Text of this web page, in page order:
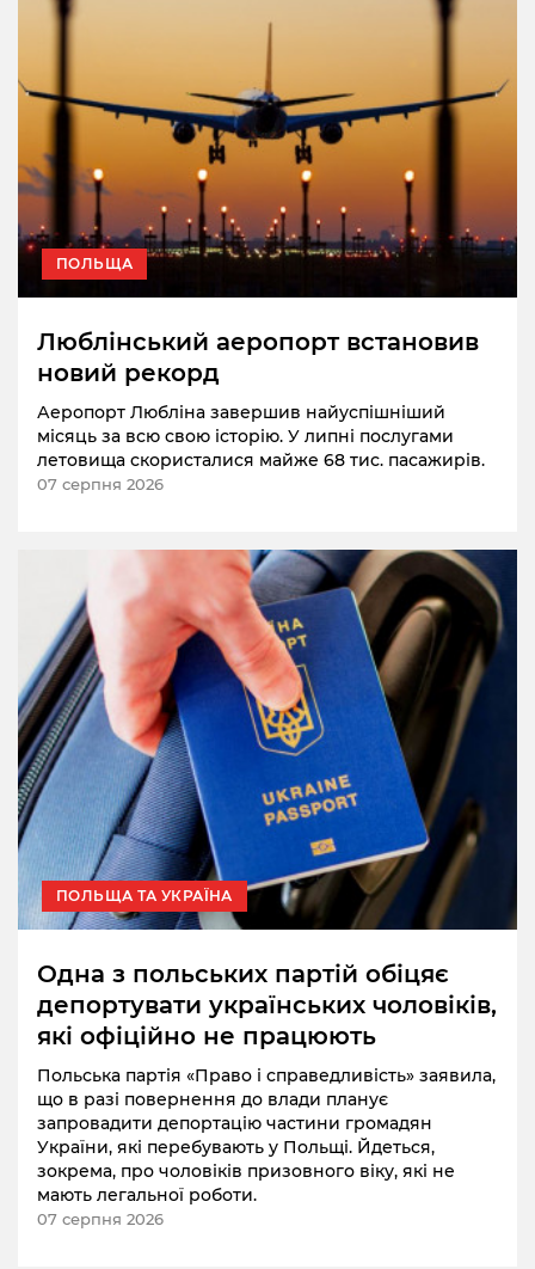
ПОЛЬЩА
Люблінський аеропорт встановив
новий рекорд
Аеропорт Любліна завершив найуспішніший
місяць за всю свою історію. У липні послугами
летовища скористалися майже 68 тис. пасажирів.
07 серпня 2026
ПОЛЬЩА ТА УКРАЇНА
Одна з польських партій обіцяє
депортувати українських чоловіків,
які офіційно не працюють
Польська партія «Право і справедливість» заявила,
що в разі повернення до влади планує
запровадити депортацію частини громадян
України, які перебувають у Польщі. Йдеться,
зокрема, про чоловіків призовного віку, які не
мають легальної роботи.
07 серпня 2026